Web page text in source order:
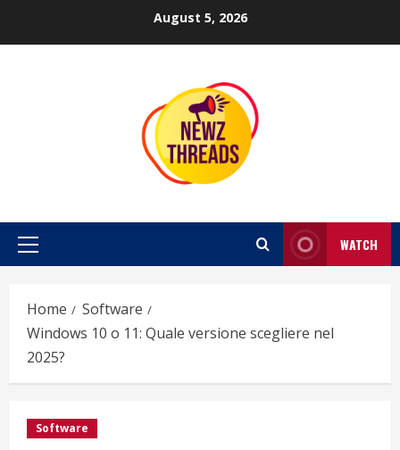
August 5, 2026
Primary
WATCH
Home
Software
Windows 10 o 11: Quale versione scegliere nel
2025?
Software